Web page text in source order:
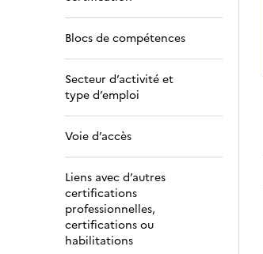
Blocs de compétences
Secteur d’activité et
type d’emploi
Voie d’accès
Liens avec d’autres
certifications
professionnelles,
certifications ou
habilitations